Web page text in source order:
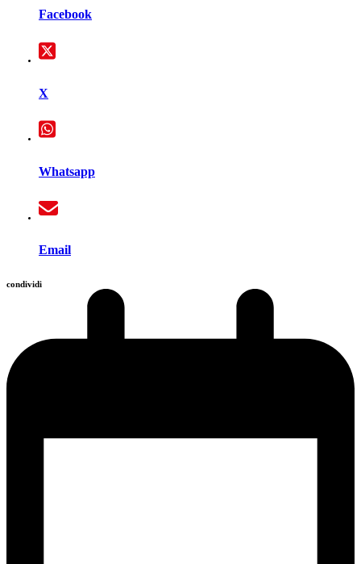
Facebook
X
Whatsapp
Email
condividi